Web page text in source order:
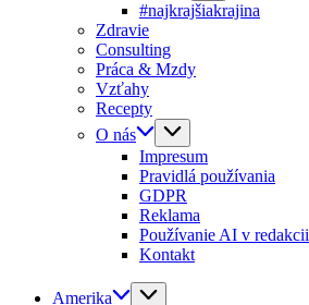
#najkrajšiakrajina
Zdravie
Consulting
Práca & Mzdy
Vzťahy
Recepty
O nás
Impresum
Pravidlá používania
GDPR
Reklama
Používanie AI v redakcii
Kontakt
Amerika